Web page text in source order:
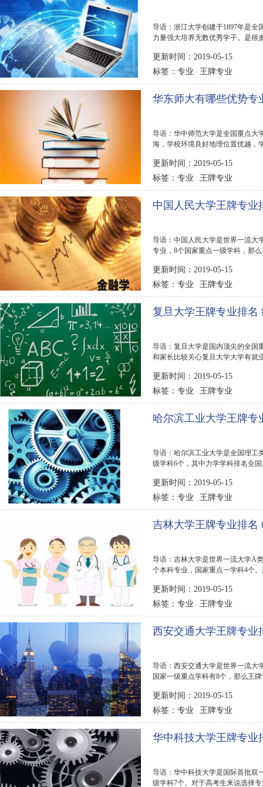
导语：浙江大学创建于1897年是全
力量强大培养无数优秀学子。是很
更新时间：2019-05-15
标签： 专业 王牌专业
华东师大有哪些优势专
导语：华中师范大学是全国重点大
海，学校环境良好地理位置优越，
更新时间：2019-05-15
标签： 专业 王牌专业
中国人民大学王牌专业
导语：中国人民大学是世界一流大
专业，8个国家重点一级学科，那
更新时间：2019-05-15
标签： 专业 王牌专业
复旦大学王牌专业排名
导语：复旦大学是国内顶尖的全国
和家长比较关心复旦大学大学有就
更新时间：2019-05-15
标签： 专业 王牌专业
哈尔滨工业大学王牌专
导语：哈尔滨工业大学是全国理工
级学科6个，其中力学学科排名全
更新时间：2019-05-15
标签： 专业 王牌专业
吉林大学王牌专业排名
导语：吉林大学是世界一流大学A
个本科专业，国家重点一学科4个
更新时间：2019-05-15
标签： 专业 王牌专业
西安交通大学王牌专业
导语：西安交通大学是世界一流大
国家一级重点学科有8个，那么王
更新时间：2019-05-15
标签： 专业 王牌专业
华中科技大学王牌专业
导语：华中科技大学是国际首批双
级学科7个。对于高考生来说选择